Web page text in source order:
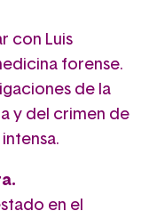
con Luis
forense.
de la
y del crimen de
en el